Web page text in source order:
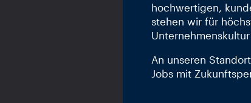
hochwertigen,
stehen wir für
An unseren
Jobs mit